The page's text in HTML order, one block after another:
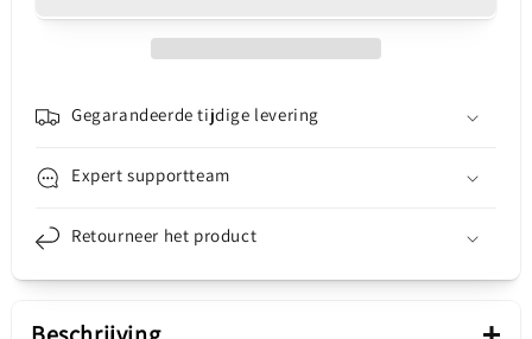
Gen
Gen
Gegarandeerde tijdige levering
Expert supportteam
Retourneer het product